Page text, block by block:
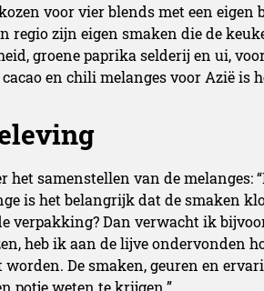
voor vier blends met een eigen
regio zijn eigen smaken die de
groene paprika selderij en ui,
en chili melanges voor Azië is
het samenstellen van de melanges:
is het belangrijk dat de smaken
verpakking? Dan verwacht ik
heb ik aan de lijve ondervonden
De smaken, geuren en
potje weten te krijgen.”